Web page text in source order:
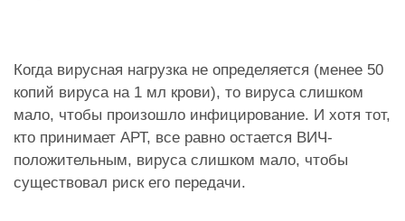
Когда вирусная нагрузка не определяется (менее 50
копий вируса на 1 мл крови), то вируса слишком
мало, чтобы произошло инфицирование. И хотя тот,
кто принимает АРТ, все равно остается ВИЧ-
положительным, вируса слишком мало, чтобы
существовал риск его передачи.